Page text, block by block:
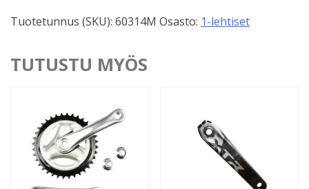
Tuotetunnus (SKU): 60314M Osasto: 1-lehtiset
TUTUSTU MYÖS